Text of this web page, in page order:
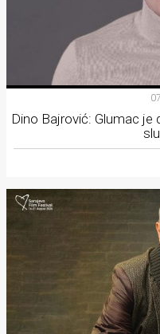
Dino Bajrović: Glumac je